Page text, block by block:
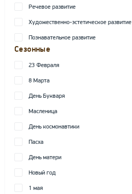
Речевое развитие
Художественно-эстетическое развитие
Познавательное развитие
Сезонные
23 Февраля
8 Марта
День Букваря
Масленица
День космонавтики
Пасха
День матери
Новый год
1 мая